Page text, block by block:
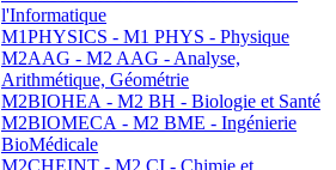
l'Informatique
M1PHYSICS - M1 PHYS - Physique
M2AAG - M2 AAG - Analyse,
Arithmétique, Géométrie
M2BIOHEA - M2 BH - Biologie et Santé
M2BIOMECA - M2 BME - Ingénierie
BioMédicale
M2CHEINT - M2 CI - Chimie et